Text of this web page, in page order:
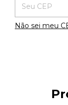
Não sei meu